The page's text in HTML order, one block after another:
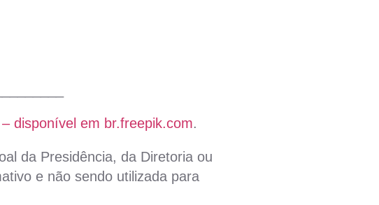
disponível em br.freepik.com.
da Presidência, da Diretoria ou
e não sendo utilizada para